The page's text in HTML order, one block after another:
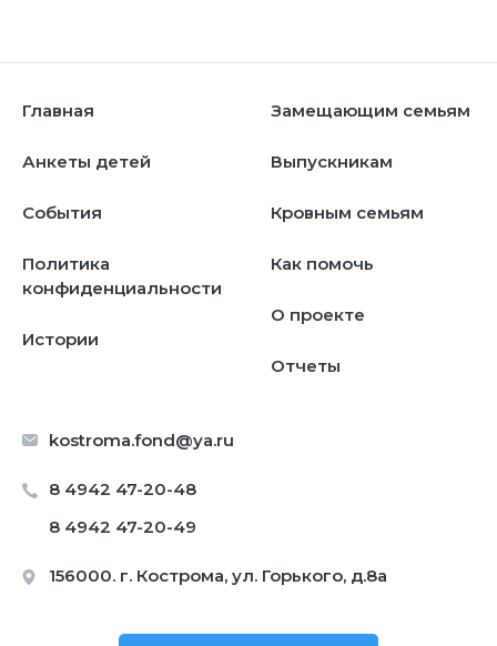
kostroma.fond@ya.ru
8 4942 47-20-48
8 4942 47-20-49
156000. г. Кострома, ул. Горького, д.8а
Главная
Анкеты детей
События
Политика
конфиденциальности
Истории
Замещающим семьям
Выпускникам
Кровным семьям
Как помочь
О проекте
Отчеты